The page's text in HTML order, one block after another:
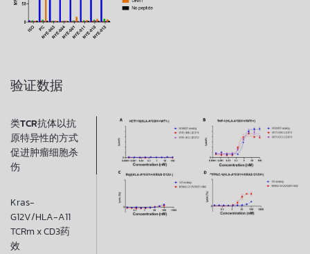
验证数据
类TCR抗体以抗
原特异性的方式
促进肿瘤细胞杀
伤​
Kras-
G12V/HLA-A11
TCRm x CD3药
效